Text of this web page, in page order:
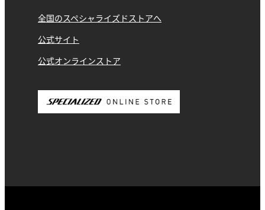
全国のスペシャライズドストアへ
公式サイト
公式オンラインストア